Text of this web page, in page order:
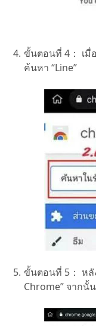
ขั้นตอนที่ 4： เมื่
ค้นหา “Line”
ขั้นตอนที่ 5： หลั
Chrome” จากนั้